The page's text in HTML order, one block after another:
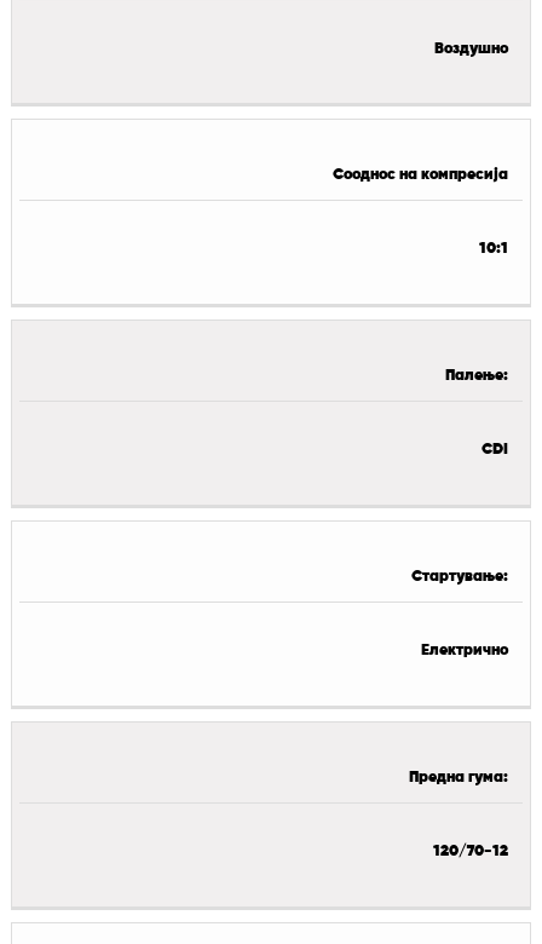
Воздушно
Сооднос на компресија
10:1
Палење:
CDI
Стартување:
Електрично
Предна гума:
120/70-12